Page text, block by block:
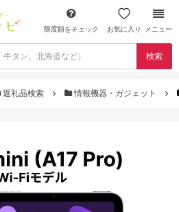
限度額をチェック お気に入り メニュー
検索
返礼品検索 情報機器・ガジェット